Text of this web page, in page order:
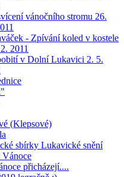
vánočního stromu 26.
- Zpívání koled v kostele
2011
v Dolní Lukavici 2. 5.
(Klepsové)
sbírky Lukavické snění
Vánoce
přicházejí....